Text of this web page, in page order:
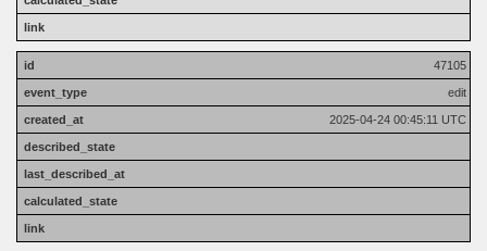
47105
edit
2025-04-24 00:45:11 UTC